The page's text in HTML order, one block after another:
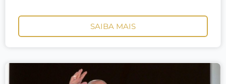
SAIBA MAIS